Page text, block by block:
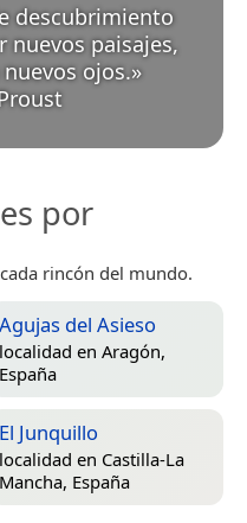
descubrimiento
nuevos paisajes,
ojos.
por
rincón del mundo.
Agujas del Asieso
localidad en Aragón,
España
El Junquillo
localidad en Castilla-La
Mancha, España